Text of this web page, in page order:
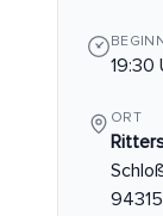
BEGINN
19:30
ORT